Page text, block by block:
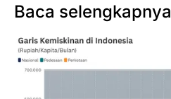
Baca selengkapnya